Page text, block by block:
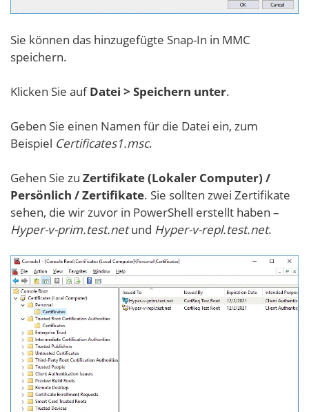
Sie können das hinzugefügte Snap-In in MMC
speichern.
Klicken Sie aufDatei > Speichern unter.
Geben Sie einen Namen für die Datei ein, zum
Beispiel Certificates1.msc.
Gehen Sie zu Zertifikate (Lokaler Computer) /
Persönlich / Zertifikate. Sie sollten zwei Zertifikate
sehen, die wir zuvor in PowerShell erstellt haben –
Hyper-v-prim.test.netund Hyper-v-repl.test.net.